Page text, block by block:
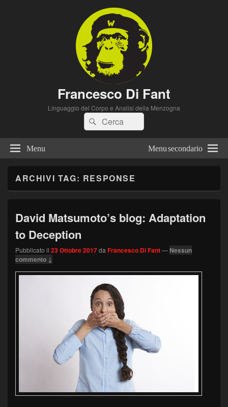
Francesco Di Fant
Linguaggio del Corpo e Analisi della Menzogna
Cerca:Cerca
Menu Menu secondario
ARCHIVI TAG: RESPONSE
David Matsumoto’s blog: Adaptation
to Deception
Pubblicato il 23 Ottobre 2017da Francesco Di Fant— Nessun
commento ↓